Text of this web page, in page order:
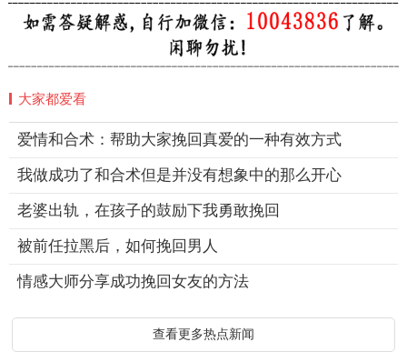
大家都爱看
爱情和合术：帮助大家挽回真爱的一种有效方式
我做成功了和合术但是并没有想象中的那么开心
老婆出轨，在孩子的鼓励下我勇敢挽回
被前任拉黑后，如何挽回男人
情感大师分享成功挽回女友的方法
查看更多热点新闻